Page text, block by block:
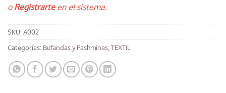
oRegistrarteen el sistema.
SKU:A002
Categorías: Bufandas y Pashminas TEXTIL